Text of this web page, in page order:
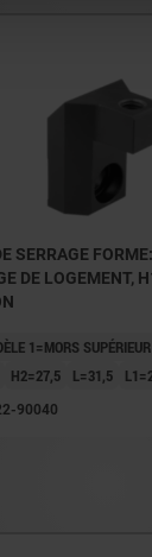
SERRAGE
DE LOGEMENT,
1=MORS SUPÉRIEUR
H2=27,5 L=31,5
90040